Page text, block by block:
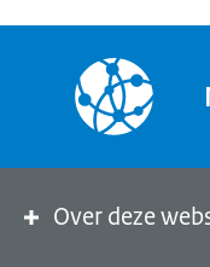
Over deze